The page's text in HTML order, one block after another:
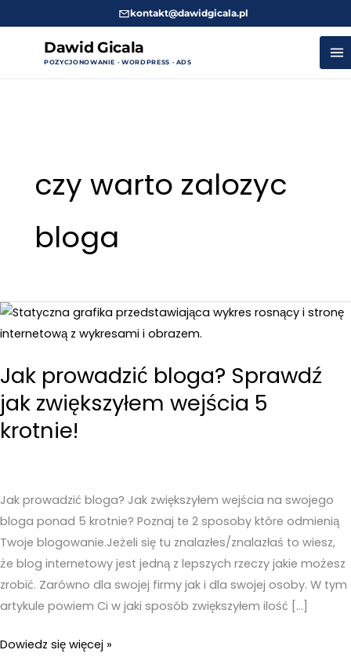
kontakt@dawidgicala.pl
Dawid Gicala
POZYCJONOWANIE · WORDPRESS · ADS
czy warto zalozyc
bloga
Jak prowadzić bloga? Sprawdź
jak zwiększyłem wejścia 5
krotnie!
Jak prowadzić bloga? Jak zwiększyłem wejścia na swojego
bloga ponad 5 krotnie? Poznaj te 2 sposoby które odmienią
Twoje blogowanie.Jeżeli się tu znalazłes/znalazłaś to wiesz,
że blog internetowy jest jedną z lepszych rzeczy jakie możesz
zrobić. Zarówno dla swojej firmy jak i dla swojej osoby. W tym
artykule powiem Ci w jaki sposób zwiększyłem ilość […]
Jak
Dowiedz się więcej »